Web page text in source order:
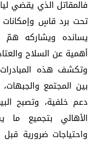
فالمقاتل الذي يقضي
تحت برد قاسٍ
يسانده ويشاركه همّ
أهمية عن السلاح
وتكشف هذه
بين المجتمع
دعم خلفية، وتصبح
الأهالي بتجميع
واحتياجات ضرورية قبل